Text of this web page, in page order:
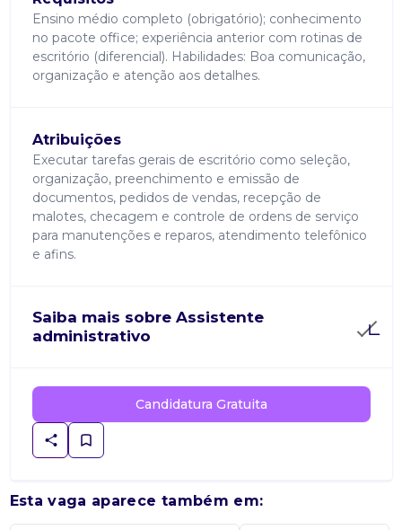
Ensino médio completo (obrigatório); conhecimento
no pacote office; experiência anterior com rotinas de
escritório (diferencial). Habilidades: Boa comunicação,
organização e atenção aos detalhes.
Atribuições
Executar tarefas gerais de escritório como seleção,
organização, preenchimento e emissão de
documentos, pedidos de vendas, recepção de
malotes, checagem e controle de ordens de serviço
para manutenções e reparos, atendimento telefônico
e afins.
Saiba mais sobre Assistente
administrativo
Candidatura Gratuita
Esta vaga aparece também em: